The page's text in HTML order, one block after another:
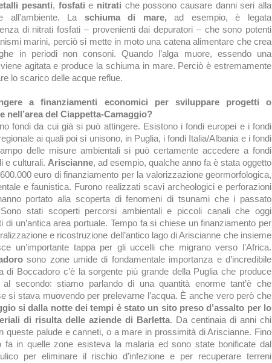
pesanti, fosfati e nitrati che possono causare danni seri alla
all’ambiente. La schiuma di mare, ad esempio, è legata
di nitrati fosfati – provenienti dai depuratori – che sono potenti
marini, perciò si mette in moto una catena alimentare che crea
in periodi non consoni. Quando l’alga muore, essendo una
agitata e produce la schiuma in mare. Perciò è estremamente
lo scarico delle acque reflue.
a finanziamenti economici per sviluppare progetti o
nell’area del Ciappetta-Camaggio?
fondi da cui già si può attingere. Esistono i fondi europei e i fondi
ai quali poi si unisono, in Puglia, i fondi Italia/Albania e i fondi
delle misure ambientali si può certamente accedere a fondi
e culturali. Ariscianne, ad esempio, qualche anno fa è stata oggetto
euro di finanziamento per la valorizzazione geormorfologica,
e faunistica. Furono realizzati scavi archeologici e perforazioni
portato alla scoperta di fenomeni di tsunami che i passato
stati scoperti percorsi ambientali e piccoli canali che oggi
di un’antica area portuale. Tempo fa si chiese un finanziamento per
e ricostruzione dell’antico lago di Ariscianne che insieme
un’importante tappa per gli uccelli che migrano verso l’Africa.
sono zone umide di fondamentale importanza e d’incredibile
di Boccadoro c’è la sorgente più grande della Puglia che produce
secondo: stiamo parlando di una quantità enorme tant’è che
si stava muovendo per prelevarne l’acqua. È anche vero però che
si dalla notte dei tempi è stato un sito preso d’assalto per lo
di risulta delle aziende di Barletta. Da centinaia di anni chi
queste palude e canneti, o a mare in prossimità di Ariscianne. Fino
fa in quelle zone esisteva la malaria ed sono state bonificate dal
per eliminare il rischio d’infezione e per recuperare terreni